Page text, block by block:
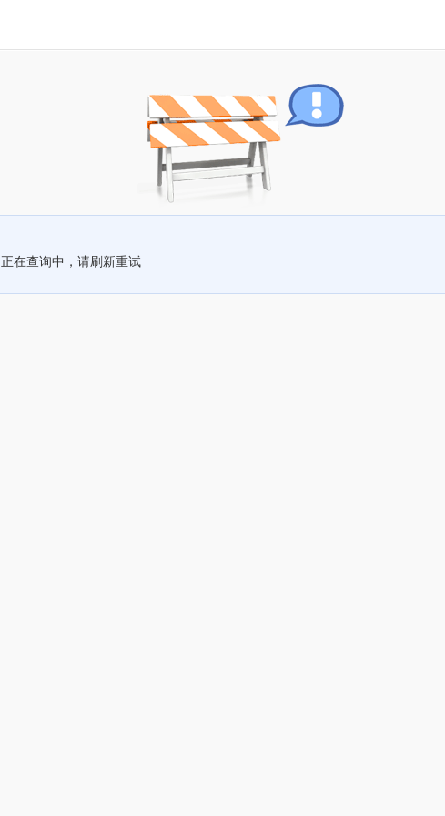
正在查询中，请刷新重试